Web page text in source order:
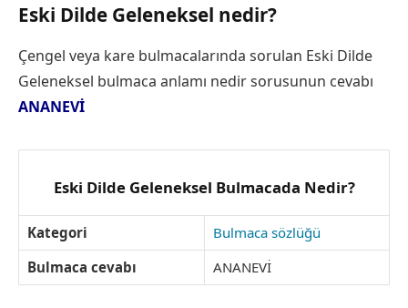
Eski Dilde Geleneksel nedir?
Çengel veya kare bulmacalarında sorulan Eski Dilde
Geleneksel bulmaca anlamı nedir sorusunun cevabı
ANANEVİ
Eski Dilde Geleneksel Bulmacada Nedir?
Kategori
Bulmaca sözlüğü
Bulmaca cevabı
ANANEVİ